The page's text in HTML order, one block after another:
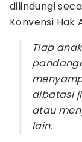
dilindungi
Konvensi Hak
Tiap
dibatasi
atau
lain.